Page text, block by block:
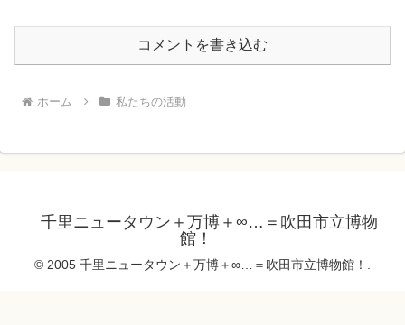
コメントを書き込む
ホーム 私たちの活動
千里ニュータウン＋万博＋∞…＝吹田市立博物
館！
© 2005 千里ニュータウン＋万博＋∞…＝吹田市立博物館！.